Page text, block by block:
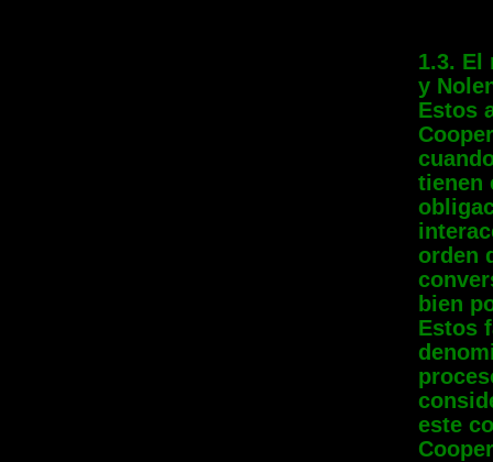
1.3. El
y
Estos
tienen
orden
bien
Estos
este